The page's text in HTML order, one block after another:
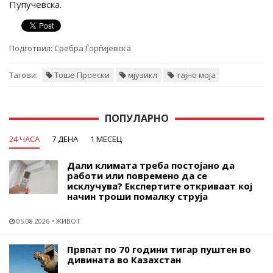
Пупучевска.
Подготвил: Сребра Ѓорѓијевска
Тагови: Тоше Проески мјузикл тајно моја
ПОПУЛАРНО
24 ЧАСА 7 ДЕНА 1 МЕСЕЦ
Дали климата треба постојано да
работи или повремено да се
исклучува? Експертите откриваат кој
начин троши помалку струја
05.08.2026 ЖИВОТ
Првпат по 70 години тигар пуштен во
дивината во Казахстан